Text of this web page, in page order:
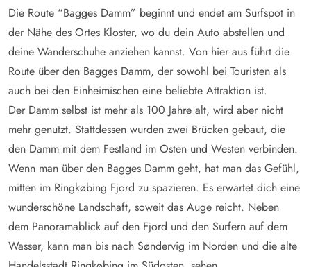
Die Route “Bagges Damm” beginnt und endet am Surfspot in
der Nähe des Ortes Kloster, wo du dein Auto abstellen und
deine Wanderschuhe anziehen kannst. Von hier aus führt die
Route über den Bagges Damm, der sowohl bei Touristen als
auch bei den Einheimischen eine beliebte Attraktion ist.
Der Damm selbst ist mehr als 100 Jahre alt, wird aber nicht
mehr genutzt. Stattdessen wurden zwei Brücken gebaut, die
den Damm mit dem Festland im Osten und Westen verbinden.
Wenn man über den Bagges Damm geht, hat man das Gefühl,
mitten im Ringkøbing Fjord zu spazieren. Es erwartet dich eine
wunderschöne Landschaft, soweit das Auge reicht. Neben
dem Panoramablick auf den Fjord und den Surfern auf dem
Wasser, kann man bis nach Søndervig im Norden und die alte